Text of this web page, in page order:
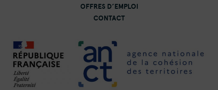
OFFRES D’EMPLOI
CONTACT